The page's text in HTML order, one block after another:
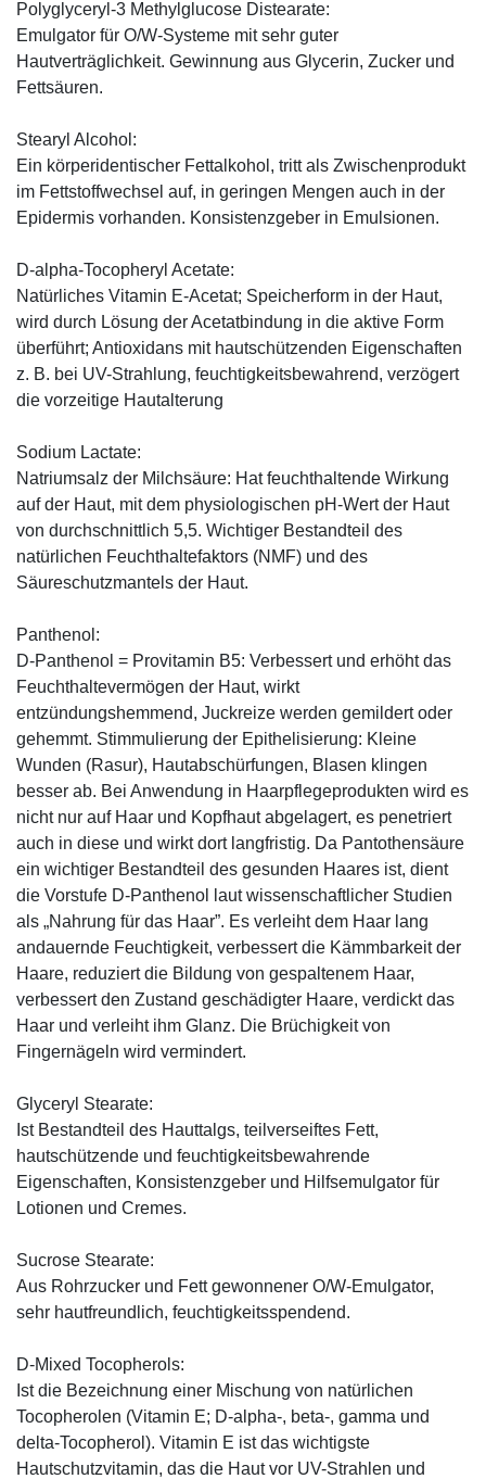
Polyglyceryl-3 Methylglucose Distearate:
Emulgator für O/W-Systeme mit sehr guter
Hautverträglichkeit. Gewinnung aus Glycerin, Zucker und
Fettsäuren.
Stearyl Alcohol:
Ein körperidentischer Fettalkohol, tritt als Zwischenprodukt
im Fettstoffwechsel auf, in geringen Mengen auch in der
Epidermis vorhanden. Konsistenzgeber in Emulsionen.
D-alpha-Tocopheryl Acetate:
Natürliches Vitamin E-Acetat; Speicherform in der Haut,
wird durch Lösung der Acetatbindung in die aktive Form
überführt; Antioxidans mit hautschützenden Eigenschaften
z. B. bei UV-Strahlung, feuchtigkeitsbewahrend, verzögert
die vorzeitige Hautalterung
Sodium Lactate:
Natriumsalz der Milchsäure: Hat feuchthaltende Wirkung
auf der Haut, mit dem physiologischen pH-Wert der Haut
von durchschnittlich 5,5. Wichtiger Bestandteil des
natürlichen Feuchthaltefaktors (NMF) und des
Säureschutzmantels der Haut.
Panthenol:
D-Panthenol = Provitamin B5: Verbessert und erhöht das
Feuchthaltevermögen der Haut, wirkt
entzündungshemmend, Juckreize werden gemildert oder
gehemmt. Stimmulierung der Epithelisierung: Kleine
Wunden (Rasur), Hautabschürfungen, Blasen klingen
besser ab. Bei Anwendung in Haarpflegeprodukten wird es
nicht nur auf Haar und Kopfhaut abgelagert, es penetriert
auch in diese und wirkt dort langfristig. Da Pantothensäure
ein wichtiger Bestandteil des gesunden Haares ist, dient
die Vorstufe D-Panthenol laut wissenschaftlicher Studien
als „Nahrung für das Haar”. Es verleiht dem Haar lang
andauernde Feuchtigkeit, verbessert die Kämmbarkeit der
Haare, reduziert die Bildung von gespaltenem Haar,
verbessert den Zustand geschädigter Haare, verdickt das
Haar und verleiht ihm Glanz. Die Brüchigkeit von
Fingernägeln wird vermindert.
Glyceryl Stearate:
Ist Bestandteil des Hauttalgs, teilverseiftes Fett,
hautschützende und feuchtigkeitsbewahrende
Eigenschaften, Konsistenzgeber und Hilfsemulgator für
Lotionen und Cremes.
Sucrose Stearate:
Aus Rohrzucker und Fett gewonnener O/W-Emulgator,
sehr hautfreundlich, feuchtigkeitsspendend.
D-Mixed Tocopherols:
Ist die Bezeichnung einer Mischung von natürlichen
Tocopherolen (Vitamin E; D-alpha-, beta-, gamma und
delta-Tocopherol). Vitamin E ist das wichtigste
Hautschutzvitamin, das die Haut vor UV-Strahlen und